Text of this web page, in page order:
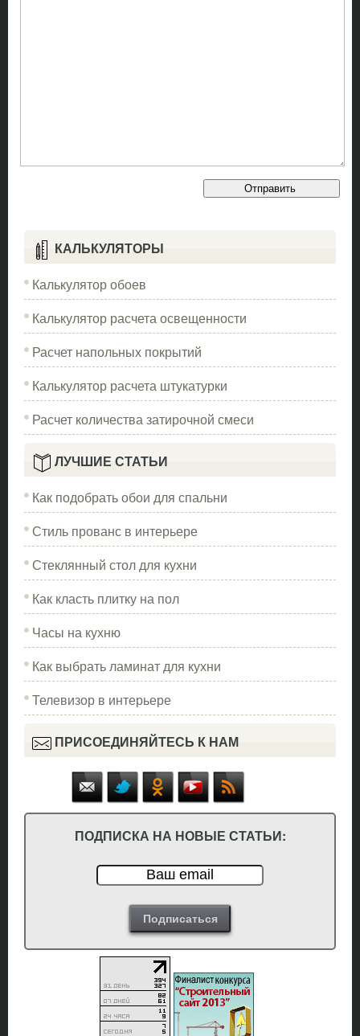
КАЛЬКУЛЯТОРЫ
Калькулятор обоев
Калькулятор расчета освещенности
Расчет напольных покрытий
Калькулятор расчета штукатурки
Расчет количества затирочной смеси
ЛУЧШИЕ СТАТЬИ
Как подобрать обои для спальни
Стиль прованс в интерьере
Стеклянный стол для кухни
Как класть плитку на пол
Часы на кухню
Как выбрать ламинат для кухни
Телевизор в интерьере
ПРИСОЕДИНЯЙТЕСЬ К НАМ
ПОДПИСКА НА НОВЫЕ СТАТЬИ: